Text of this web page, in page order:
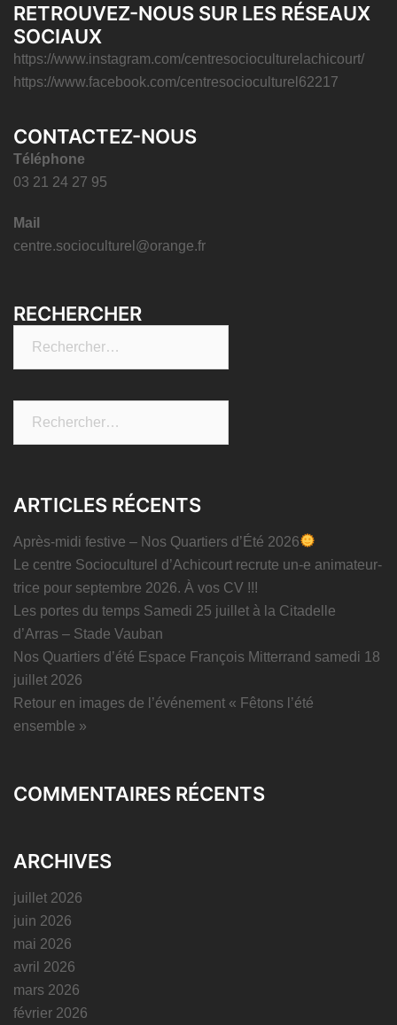
RETROUVEZ-NOUS SUR LES RÉSEAUX
SOCIAUX
https://www.instagram.com/centresocioculturelachicourt/
https://www.facebook.com/centresocioculturel62217
CONTACTEZ-NOUS
Téléphone
03 21 24 27 95
Mail
centre.socioculturel@orange.fr
RECHERCHER
ARTICLES RÉCENTS
Après-midi festive – Nos Quartiers d’Été 2026
Le centre Socioculturel d’Achicourt recrute un-e animateur-
trice pour septembre 2026. À vos CV !!!
Les portes du temps Samedi 25 juillet à la Citadelle
d’Arras – Stade Vauban
Nos Quartiers d’été Espace François Mitterrand samedi 18
juillet 2026
Retour en images de l’événement « Fêtons l’été
ensemble »
COMMENTAIRES RÉCENTS
ARCHIVES
juillet 2026
juin 2026
mai 2026
avril 2026
mars 2026
février 2026